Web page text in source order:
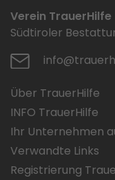
Verein TrauerHilfe
Südtiroler
Über TrauerHilfe
INFO TrauerHilfe
Ihr Unternehmen
Verwandte Links
Registrierung